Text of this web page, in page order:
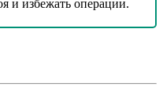
и избежать операции.